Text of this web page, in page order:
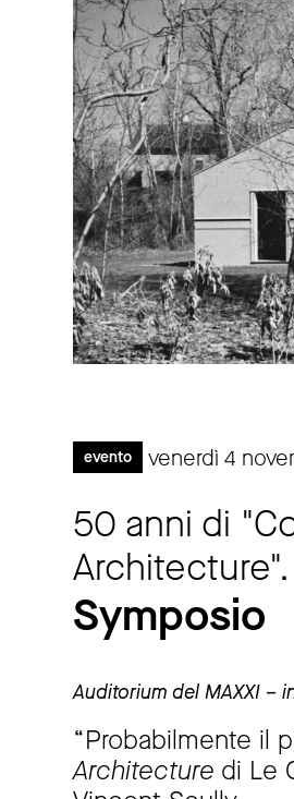
evento venerdì 4
50 anni di
Architecture".
Symposio
Auditorium del MAXXI –
“Probabilmente il
Architecture di Le